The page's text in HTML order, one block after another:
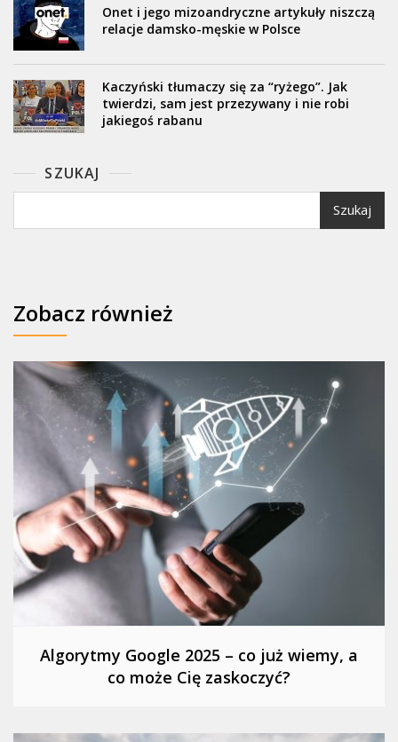
Onet i jego mizoandryczne artykuły niszczą
relacje damsko-męskie w Polsce
Kaczyński tłumaczy się za “ryżego”. Jak
twierdzi, sam jest przezywany i nie robi
jakiegoś rabanu
SZUKAJ
Szukaj
Zobacz również
Algorytmy Google 2025 – co już wiemy, a
co może Cię zaskoczyć?